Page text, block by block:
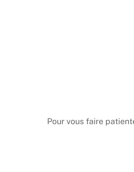
Pour vous faire